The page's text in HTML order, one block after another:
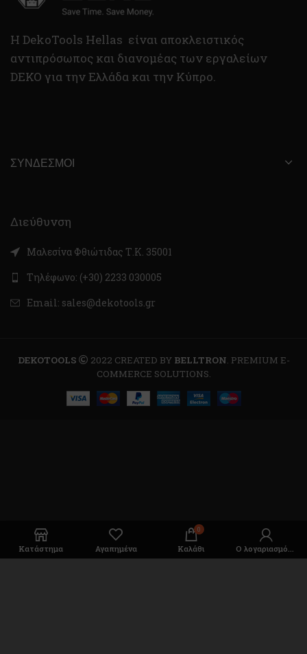
H DekoTools Hellas είναι αποκλειστικός
αντιπρόσωπος και διανομέας των εργαλείων
DEKO για την Ελλάδα και την Κύπρο.
ΣΎΝΔΕΣΜΟΙ
Διεύθυνση
Μαλεσίνα Φθιώτιδας Τ.Κ. 35001
Τηλέφωνο: (+30) 2233 030005
Email: sales@dekotools.gr
DEKOTOOLS 2022 CREATED BY BELLTRON. PREMIUM E-
COMMERCE SOLUTIONS.
Κατάστημα Αγαπημένα
0
Καλάθι Ο λογαριασμός μου